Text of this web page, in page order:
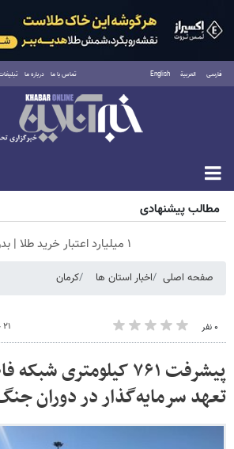
فارسی العربية English تماس با ما درباره ما
شنبه ۱۷ مرداد ۱۴۰۵
مطالب پیشنهادی
۱ میلیارد اعتبار خرید طلا | بدون ضامن و چک
صفحه اصلی اخبار استان ها کرمان
۰ نفر ۲۱ خرداد ۱۴۰۵ - ۱۴:۳۵
پیشرفت ۷۶۱ کیلومتری
تعهد سرمایه‌گذار در دوران